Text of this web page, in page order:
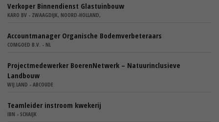
Verkoper Binnendienst Glastuinbouw
KARO BV - ZWAAGDIJK, NOORD-HOLLAND,
Accountmanager Organische Bodemverbeteraars
COMGOED B.V. - NL
Projectmedewerker BoerenNetwerk – Natuurinclusieve
Landbouw
WIJ.LAND - ABCOUDE
Teamleider instroom kwekerij
IBN - SCHAIJK